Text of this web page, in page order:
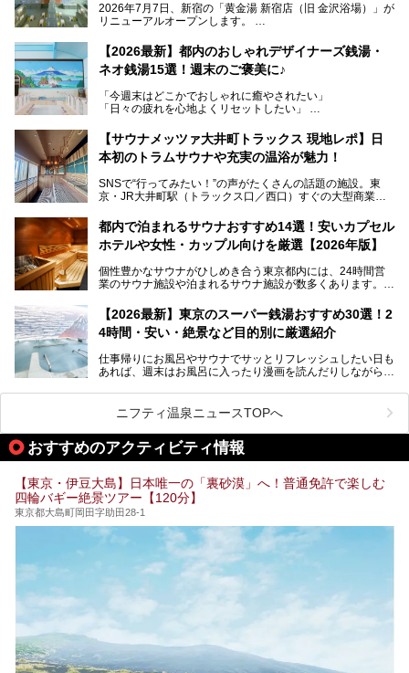
2026年7月7日、新宿の「黄金湯 新宿店（旧 金沢浴場）」が
リニューアルオープンします。
レトロでノスタルジックなタイル絵はそのまま、昔からここ
を知る地元の人にも、新しく足を運んでくれる人にも愛され
る、今の時代の"銭湯"として生まれ変わりました。洞窟のよ
ビアバーなど、新しく登場したスポットも併せて紹介しま
す。充実した設備があるのに、基本の入浴料が銭湯価格の5
【2026最新】都内のおしゃれデザイナーズ銭湯・
ネオ銭湯15選！週末のご褒美に♪
「今週末はどこかでおしゃれに癒やされたい」
「日々の疲れを心地よくリセットしたい」
となっている新しいスタイルの銭湯です。
最近、SNSやメディアで「デザイナーズ銭湯」や「ネオ銭
本記事では、そもそもこれらがどんな銭湯なのか、その気に
いおしゃれな名店15選を、おすすめの順番で一挙にご紹介
します。
【サウナメッツァ大井町トラックス 現地レポ】日
本初のトラムサウナや充実の温浴が魅力！
SNSで“行ってみたい！”の声がたくさんの話題の施設。東
京・JR大井町駅（トラックス口／西口）すぐの大型商業施
ツァ大井町トラックス」がニューオープン。施設の様子をレ
ポ―トします。
都内で泊まれるサウナおすすめ14選！安いカプセル
ホテルや女性・カップル向けを厳選【2026年版】
個性豊かなサウナがひしめき合う東京都内には、24時間営
業のサウナ施設や泊まれるサウナ施設が数多くあります。
を旅の目的とする「サ旅」や自分へのご褒美のための宿泊な
ど、自分の好きなタイミングで好きなだけサ活ができるのが
魅力です。
最近では、男性専用施設だけでなく、カップルや女性に嬉し
い個室サウナも増えてきました。
ら、特におすすめしたい施設14選をご紹介します。
してみてください。
【2026最新】東京のスーパー銭湯おすすめ30選！2
4時間・安い・絶景など目的別に厳選紹介
仕事帰りにお風呂やサウナでサッとリフレッシュしたい日も
あれば、週末はお風呂に入ったり漫画を読んだりしながら一
また、終電を逃してしまい、「このまま朝までゆっくりでき
る場所があれば」と探した経験がある人も多いのではないで
しょうか。
そこで本記事では、東京でおすすめのスーパー銭湯を、目的
24時間営業で宿泊できる施設や、1,000円以下で楽しめる安
い施設、デートや休日レジャーにもぴったりなエンタメ要素
が充実した施設など、利用のシーンに合わせて参考にしてく
ださい。
ニフティ温泉ニュースTOPへ
おすすめのアクティビティ情報
【東京・伊豆大島】日本唯一の「裏砂漠」へ！普通免許で楽しむ
四輪バギー絶景ツアー【120分】
東京都大島町岡田字助田28-1